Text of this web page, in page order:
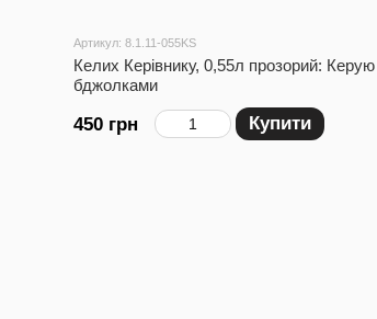
Артикул: 8.1.11-055KS
Келих Керівнику, 0,55л прозорий: Керую
бджолками
450 грн Купити